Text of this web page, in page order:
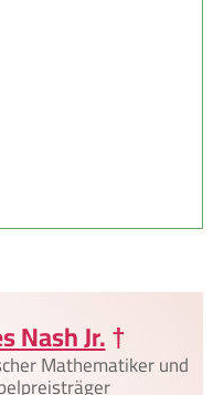
Nash Jr.†
Mathematiker und